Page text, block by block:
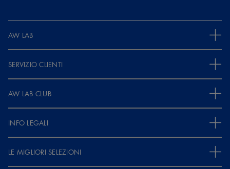
AW LAB
SERVIZIO CLIENTI
AW LAB CLUB
INFO LEGALI
LE MIGLIORI SELEZIONI